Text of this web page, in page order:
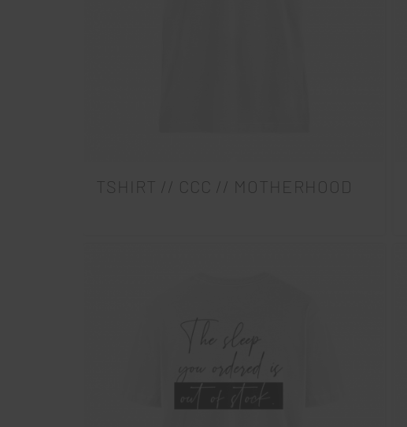
TSHIRT // CCC // MOTHERHOOD